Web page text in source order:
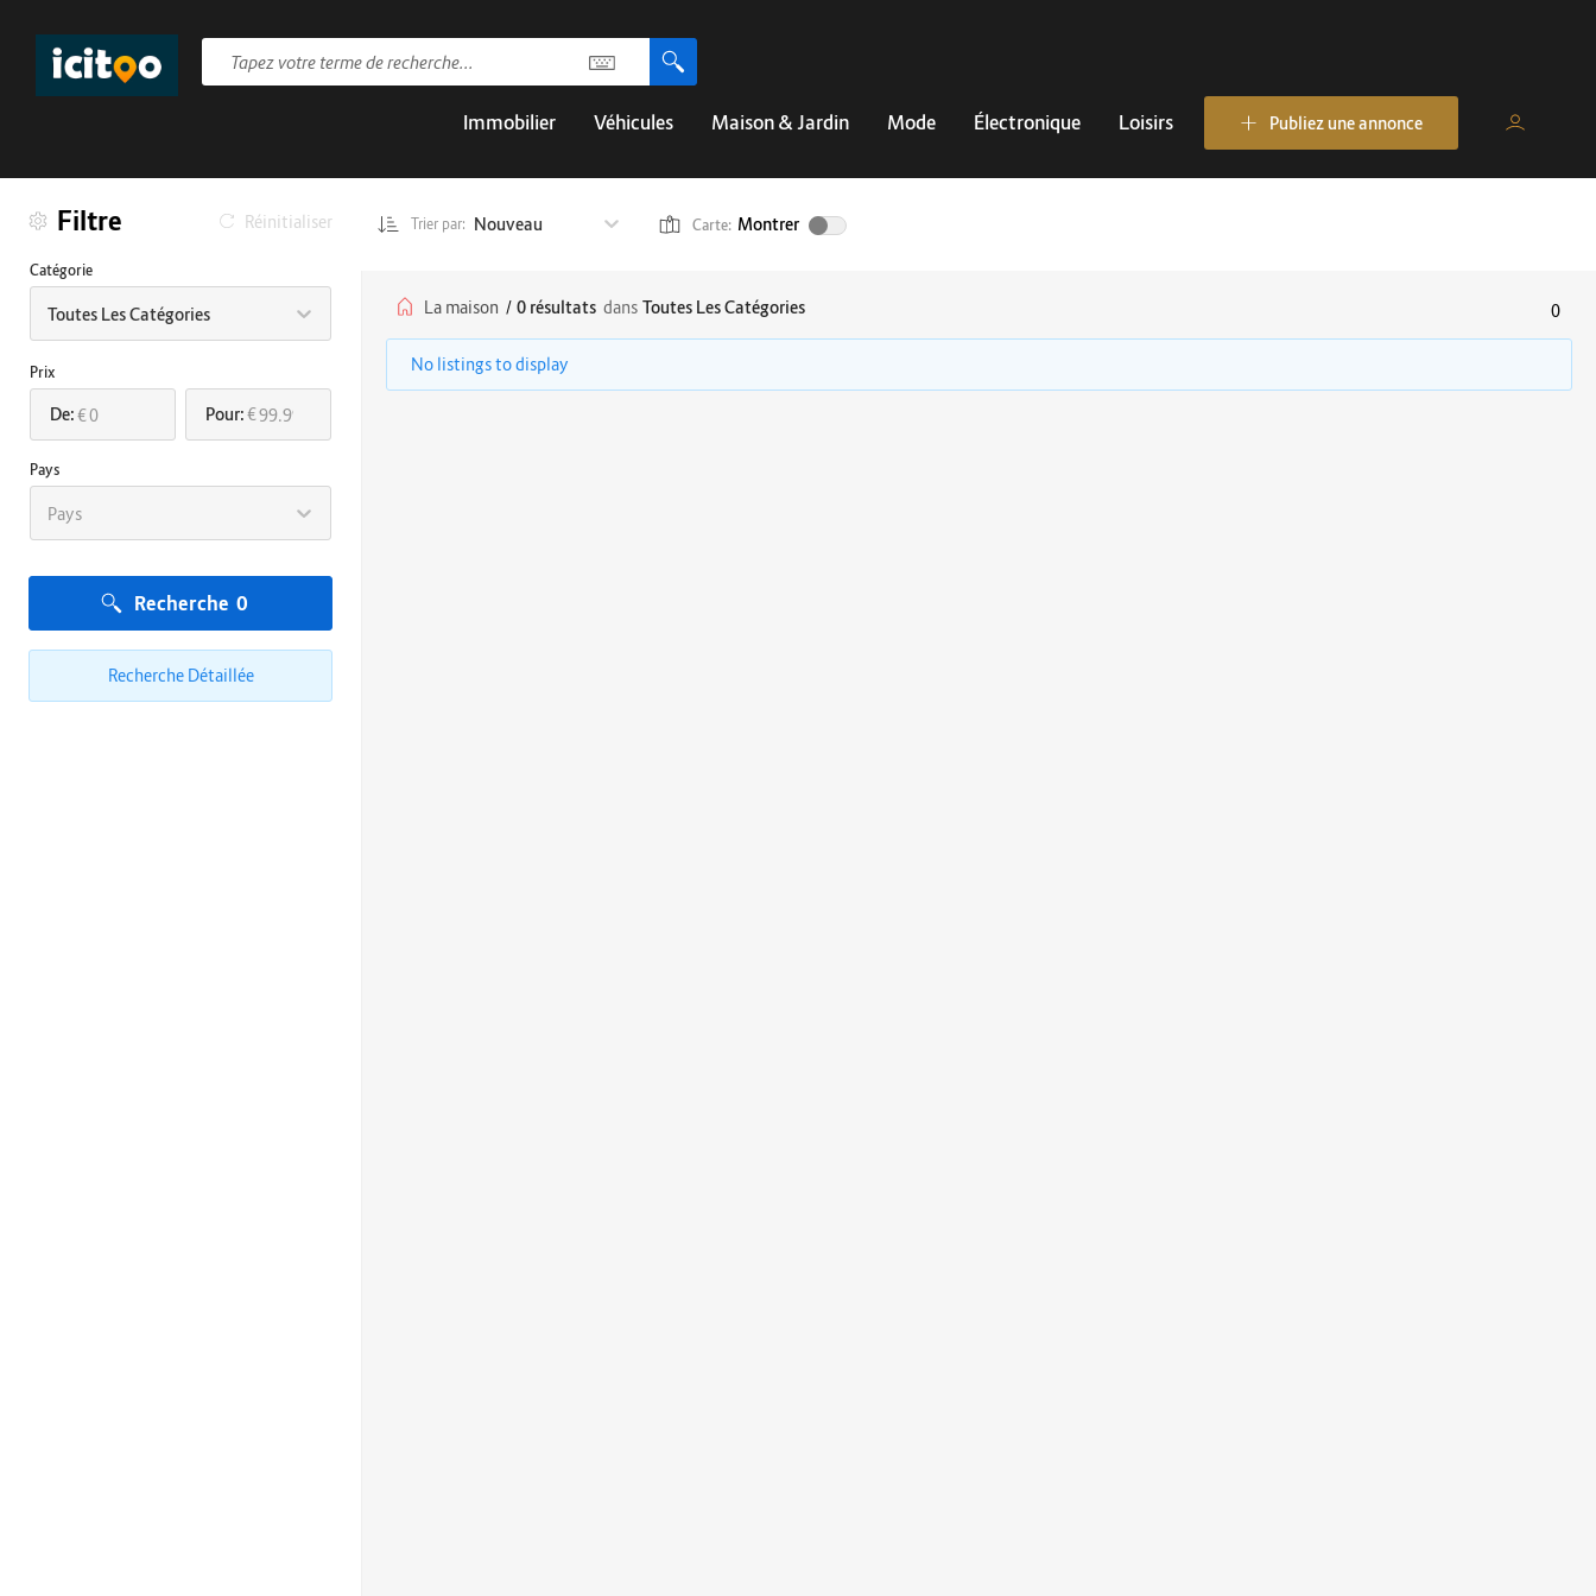
Immobilier Véhicules Maison & Jardin Mode Électronique Loisirs Publiez une annonce
Filtre Réinitialiser
Catégorie
Toutes Les Catégories
Prix
De:€ Pour:€
Pays
Pays
Recherche 0
Recherche Détaillée
Trier par: Nouveau Carte: Montrer
La maison / 0 résultats dans Toutes Les Catégories 0
No listings to display